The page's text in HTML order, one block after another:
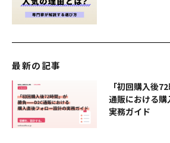
最新の記事
「初回購入後
通販における
実務ガイド